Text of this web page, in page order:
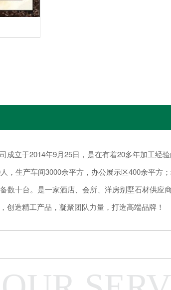
立于2014年9月25日，是在有着20多年加工经
，生产车间3000余平方，办公展示区400余平方
数十台。是一家酒店、会所、洋房别墅石材供应
造精工产品，凝聚团队力量，打造高端品牌！